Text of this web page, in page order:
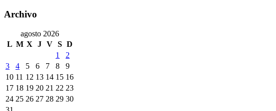
Archivo
agosto 2026
L M X J V S D
1
2
3
4 5 6 7 8
9
10 11 12 13 14 15 16
17 18 19 20 21 22 23
24 25 26 27 28 29 30